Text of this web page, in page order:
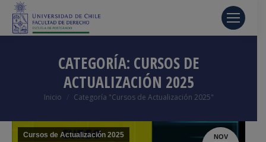
CATEGORÍA: CURSOS DE
ACTUALIZACIÓN 2025
Estás aquí:
Inicio Categoría "Cursos de Actualización 2025"
NOV
Cursos de Actualización 2025